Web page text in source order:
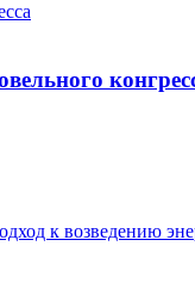
к возведению